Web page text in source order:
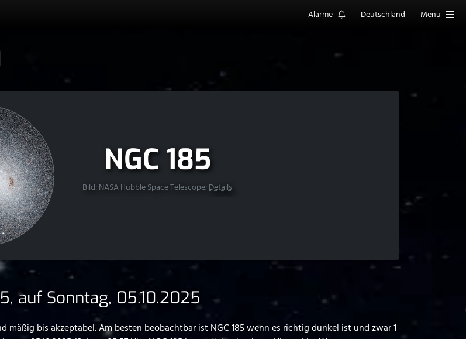
Alarme Deutschland Menü
NGC 185
Bild: NASA Hubble Space Telescope;Details
auf Sonntag, 05.10.2025
mäßig bis akzeptabel. Am besten beobachtbar ist NGC 185 wenn es richtig dunkel ist und zwar 1